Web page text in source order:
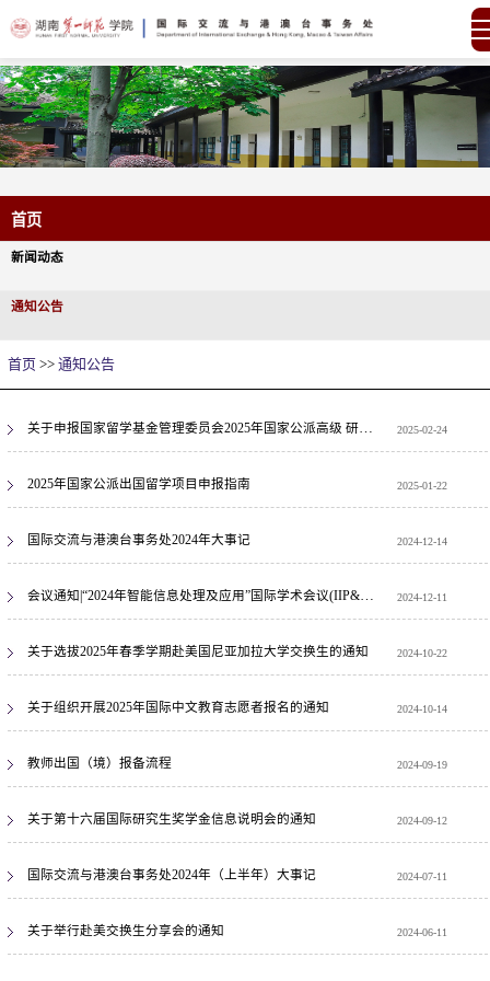
首页
新闻动态
通知公告
首页>> 通知公告
关于申报国家留学基金管理委员会2025年国家公派高级 研究学者、访问学者、博士后项目的通知 2025-02-24
2025年国家公派出国留学项目申报指南 2025-01-22
国际交流与港澳台事务处2024年大事记 2024-12-14
会议通知|“2024年智能信息处理及应用”国际学术会议(IIP&A 2024) 2024-12-11
关于选拔2025年春季学期赴美国尼亚加拉大学交换生的通知 2024-10-22
关于组织开展2025年国际中文教育志愿者报名的通知 2024-10-14
教师出国（境）报备流程 2024-09-19
关于第十六届国际研究生奖学金信息说明会的通知 2024-09-12
国际交流与港澳台事务处2024年（上半年）大事记 2024-07-11
关于举行赴美交换生分享会的通知 2024-06-11